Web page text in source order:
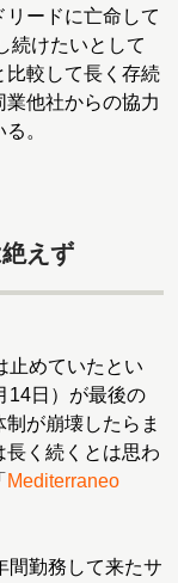
ードに亡命して
続けたいとして
比較して長く存続
他社からの協力
。
えず
めていたとい
14日）が最後の
が崩壊したらま
長く続くとは思わ
Mediterraneo
勤務して来たサ